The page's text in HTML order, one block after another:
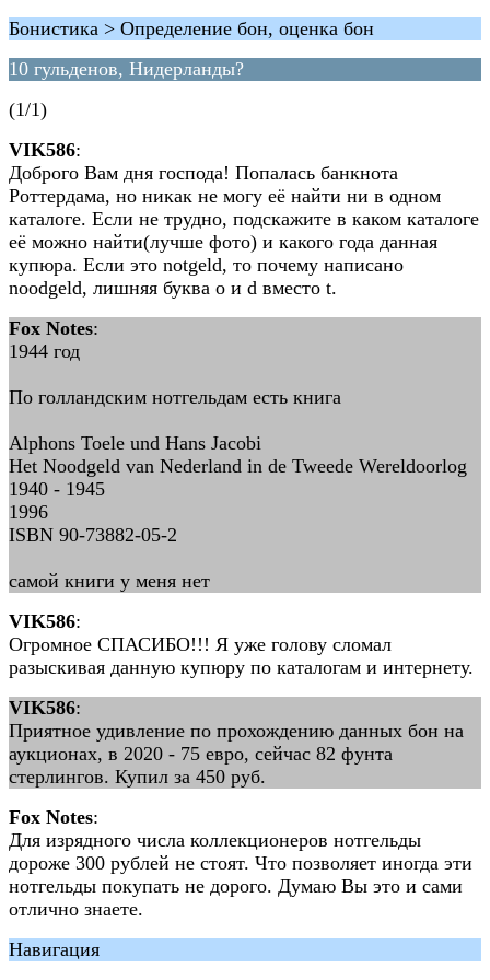
Бонистика > Определение бон, оценка бон
10 гульденов, Нидерланды?
(1/1)
VIK586:
Доброго Вам дня господа! Попалась банкнота
Роттердама, но никак не могу её найти ни в одном
каталоге. Если не трудно, подскажите в каком каталоге
её можно найти(лучше фото) и какого года данная
купюра. Если это notgeld, то почему написано
noodgeld, лишняя буква o и d вместо t.
Fox Notes:
1944 год
По голландским нотгельдам есть книга
Alphons Toele und Hans Jacobi
Het Noodgeld van Nederland in de Tweede Wereldoorlog
1940 - 1945
1996
ISBN 90-73882-05-2
самой книги у меня нет
VIK586:
Огромное СПАСИБО!!! Я уже голову сломал
разыскивая данную купюру по каталогам и интернету.
VIK586:
Приятное удивление по прохождению данных бон на
аукционах, в 2020 - 75 евро, сейчас 82 фунта
стерлингов. Купил за 450 руб.
Fox Notes:
Для изрядного числа коллекционеров нотгельды
дороже 300 рублей не стоят. Что позволяет иногда эти
нотгельды покупать не дорого. Думаю Вы это и сами
отлично знаете.
Навигация